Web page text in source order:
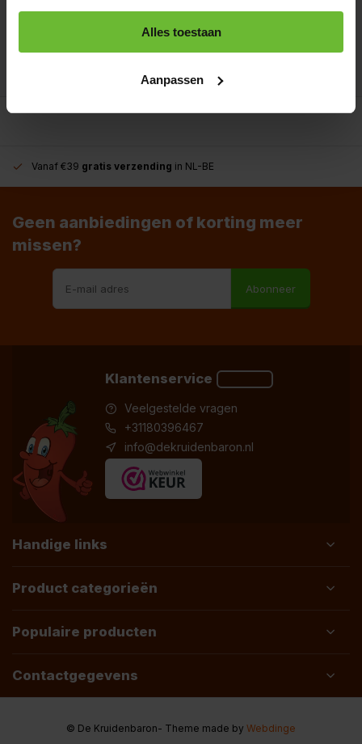
Alles toestaan
Aanpassen
Vanaf €39 gratis verzending in NL-BE
Geen aanbiedingen of korting meer
missen?
Abonneer
Klantenservice
Veelgestelde vragen
+31180396467
info@dekruidenbaron.nl
Handige links
Product categorieën
Populaire producten
Contactgegevens
© De Kruidenbaron- Theme made by Webdinge